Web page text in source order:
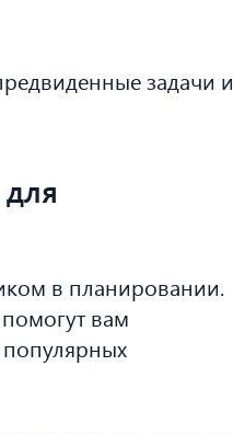
задачи и
в планировании.
вам
популярных